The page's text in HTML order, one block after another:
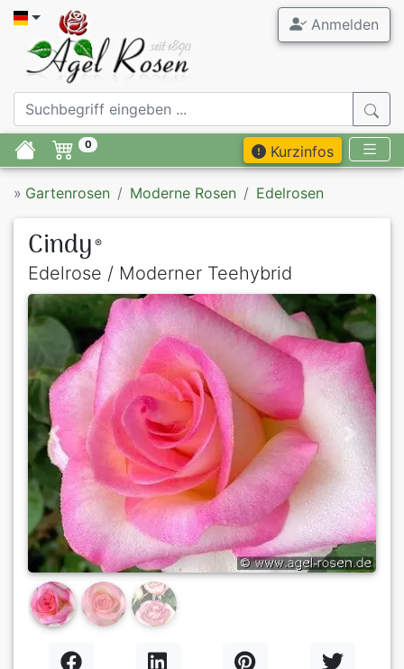
Anmelden
0 Kurzinfos
» Gartenrosen Moderne Rosen Edelrosen
Cindy ®
Edelrose / Moderner Teehybrid
Previous Next